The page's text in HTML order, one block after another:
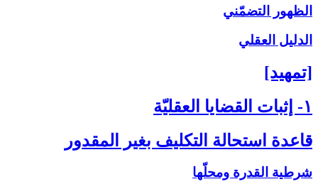
الظهور التضمّني
الدليل العقلي
[تمهيد]
۱- إثبات القضايا العقليّة
قاعدة استحالة التكليف بغير المقدور
شرطية القدرة ومحلّها